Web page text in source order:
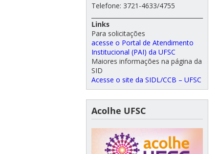
Telefone: 3721-4633/4755
Links
Para solicitações
acesse o Portal de Atendimento
Institucional (PAI) da UFSC
Maiores informações na página da
SID
Acesse o site da SIDL/CCB – UFSC
Acolhe UFSC